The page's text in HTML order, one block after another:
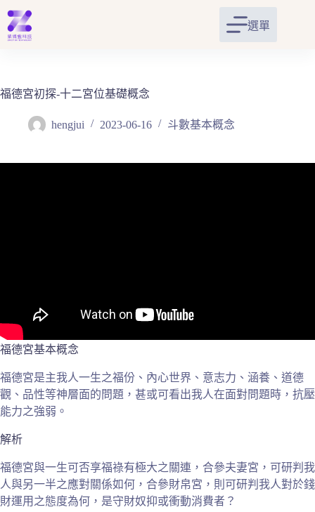
跳
至
主
容
選單
福德宮初探-十二宮位基礎概念
hengjui 2023-06-16 斗數基本概念
福德宮基本概念
福德宮是主我人一生之福份、內心世界、意志力、涵養、道德
觀、品性等神層面的問題，甚或可看出我人在面對問題時，抗壓
能力之強弱。
解析
福德宮與一生可否享福祿有極大之關連，合參夫妻宮，可研判我
人與另一半之應對關係如何，合參財帛宮，則可研判我人對於錢
財運用之態度為何，是守財奴抑或衝動消費者？